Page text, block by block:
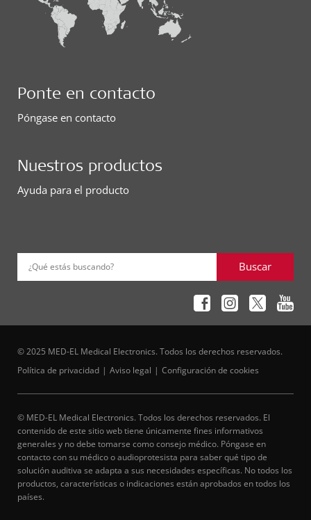
Ponte en contacto
Póngase en contacto
Nuestros productos
Ayuda para el producto
¿Qué estás buscando? Buscar
© 2025 MED-EL Medical Electronics. Todos los derechos reservados.
Política de privacidad
Aviso legal Configuración de cookies
© MED-EL Medical Electronics. Todos los derechos reservados. El
contenido de este sitio web tiene únicamente fines informativos
generales y no debe tomarse como consejo médico. Póngase en
contacto con su médico o audioprotesista para saber qué tipo de
solución auditiva se adapta a sus necesidades específicas. No todos los
productos, características o indicaciones están aprobados en todos los
países.